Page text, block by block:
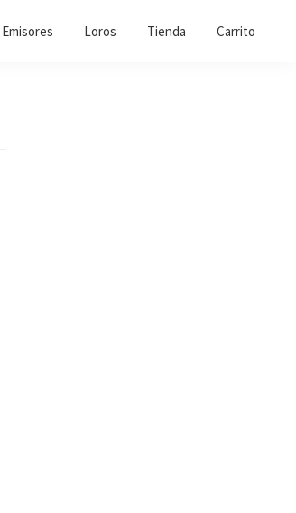
Emisores Loros Tienda Carrito